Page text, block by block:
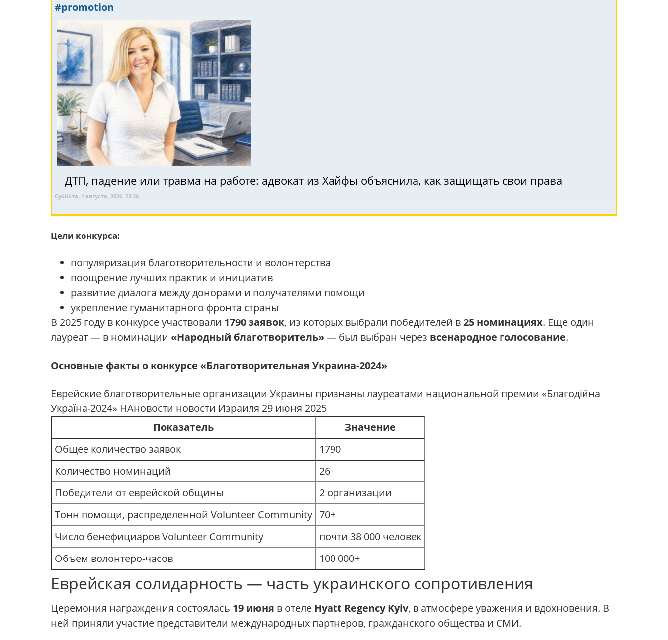
#promotion
ДТП, падение или травма на работе: адвокат из Хайфы объяснила, как защищать свои права
Суббота, 1 августа, 2026, 23:36
Цели конкурса:
популяризация благотворительности и волонтерства
поощрение лучших практик и инициатив
развитие диалога между донорами и получателями помощи
укрепление гуманитарного фронта страны
В 2025 году в конкурсе участвовали 1790 заявок, из которых выбрали победителей в25 номинациях. Еще один
лауреат — в номинации «Народный благотворитель»— был выбран через всенародное голосование.
Основные факты о конкурсе «Благотворительная Украина-2024»
Еврейские благотворительные организации Украины признаны лауреатами национальной премии «Благодійна
Україна-2024» НАновости новости Израиля 29 июня 2025
Показатель
Значение
Общее количество заявок
1790
Количество номинаций
26
Победители от еврейской общины
2 организации
Тонн помощи, распределенной Volunteer Community 70+
Число бенефициаров Volunteer Community
почти 38 000 человек
Объем волонтеро-часов
100 000+
Еврейская солидарность — часть украинского сопротивления
Церемония награждения состоялась 19 июня в отеле Hyatt Regency Kyiv, в атмосфере уважения и вдохновения. В
ней приняли участие представители международных партнеров, гражданского общества и СМИ.